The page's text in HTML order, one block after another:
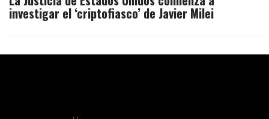
investigar el ‘criptofiasco’ de Javier Milei